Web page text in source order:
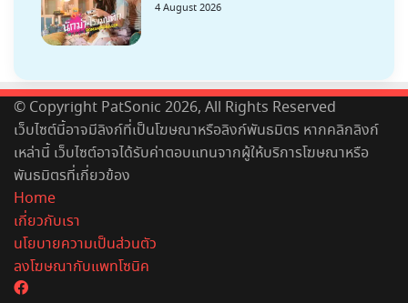
4 August 2026
© Copyright PatSonic 2026, All Rights Reserved
เว็บไซต์นี้อาจมีลิงก์ที่เป็นโฆษณาหรือลิงก์พันธมิตร หากคลิกลิงก์
เหล่านี้ เว็บไซต์อาจได้รับค่าตอบแทนจากผู้ให้บริการโฆษณาหรือ
พันธมิตรที่เกี่ยวข้อง
Home
เกี่ยวกับเรา
นโยบายความเป็นส่วนตัว
ลงโฆษณากับแพทโซนิค
Facebook